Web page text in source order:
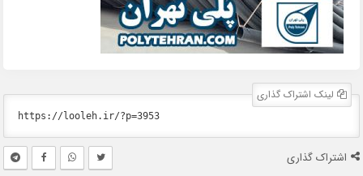
لینک اشتراک گذاری
اشتراک گذاری